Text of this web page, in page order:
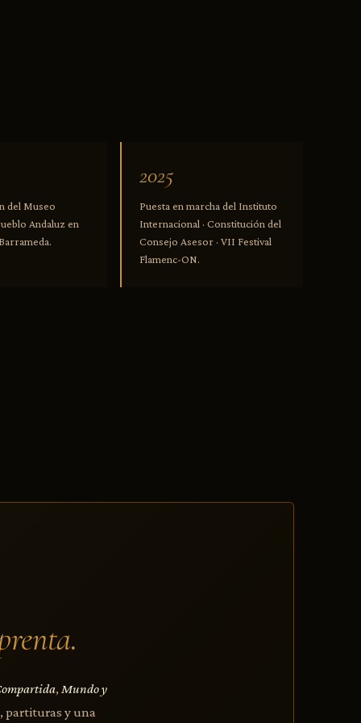
del Museo
Andaluz en
2025
Puesta en marcha del Instituto
Internacional · Constitución del
Consejo Asesor · VII Festival
Flamenc-ON.
, Mundo y
partituras y una